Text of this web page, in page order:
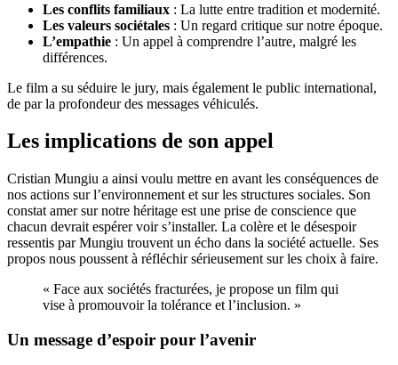
Les conflits familiaux : La lutte entre tradition et modernité.
Les valeurs sociétales : Un regard critique sur notre époque.
L’empathie : Un appel à comprendre l’autre, malgré les
différences.
Le film a su séduire le jury, mais également le public international,
de par la profondeur des messages véhiculés.
Les implications de son appel
Cristian Mungiu a ainsi voulu mettre en avant les conséquences de
nos actions sur l’environnement et sur les structures sociales. Son
constat amer sur notre héritage est une prise de conscience que
chacun devrait espérer voir s’installer. La colère et le désespoir
ressentis par Mungiu trouvent un écho dans la société actuelle. Ses
propos nous poussent à réfléchir sérieusement sur les choix à faire.
« Face aux sociétés fracturées, je propose un film qui
vise à promouvoir la tolérance et l’inclusion. »
Un message d’espoir pour l’avenir